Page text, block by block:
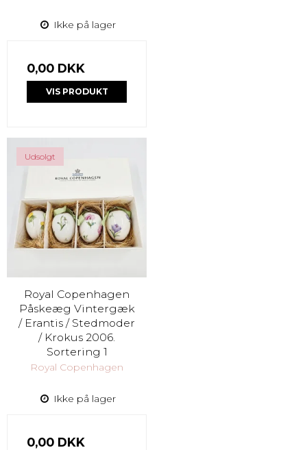
Ikke på lager
0,00 DKK
VIS PRODUKT
Udsolgt
Royal Copenhagen
Påskeæg Vintergæk
/ Erantis / Stedmoder
/ Krokus 2006.
Sortering 1
Royal Copenhagen
Ikke på lager
0,00 DKK